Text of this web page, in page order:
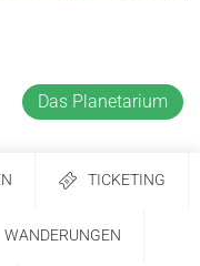
Das Planetarium
TICKETING
WANDERUNGEN